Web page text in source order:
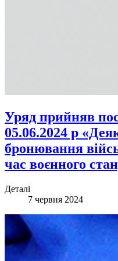
Уряд прийняв
05.06.2024 р
бронювання
час воєнного
Деталі
7 червня 2024